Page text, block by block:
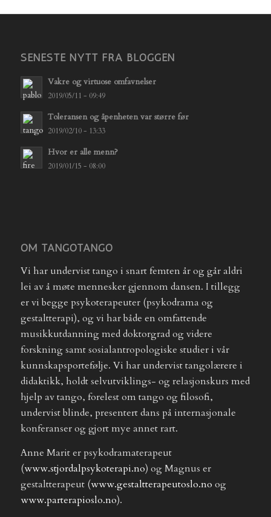
SENESTE NYTT FRA BLOGGEN
Vakre og virtuose omfavnelser
2019/05/11 - 09:49
Toleransen og åpenheten var større før
2019/02/10 - 13:33
Hvor er alle menn?
2019/01/15 - 08:00
OM TANGOTANGO
Vi har undervist tango i snart femten år og går aldri
lei av å møte mennesker gjennom dansen. I tillegg
er vi begge psykoterapeuter (psykodrama og
gestaltterapi), og vi har både en omfattende
musikkutdanning med doktorgrad og videre
forskning samt sosialantropologiske studier i vår
kunnskapsportefølje. Vi har undervist tangolærere i
didaktikk, holdt selvutviklings- og relasjonskurs med
hjelp av tango, forelest om tango og filosofi,
undervist blinde, presentert dans på internasjonale
konferanser og gjort mye annet rart.
Anne Marit er psykodramaterapeut
(www.stjordalpsykoterapi.no) og Magnus er
gestaltterapeut (www.gestaltterapeutoslo.no og
www.parterapioslo.no).